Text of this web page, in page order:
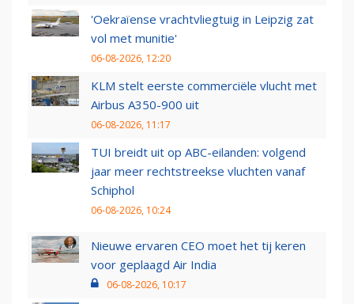
'Oekraïense vrachtvliegtuig in Leipzig zat
vol met munitie'
06-08-2026, 12:20
KLM stelt eerste commerciële vlucht met
Airbus A350-900 uit
06-08-2026, 11:17
TUI breidt uit op ABC-eilanden: volgend
jaar meer rechtstreekse vluchten vanaf
Schiphol
06-08-2026, 10:24
Nieuwe ervaren CEO moet het tij keren
voor geplaagd Air India
06-08-2026, 10:17